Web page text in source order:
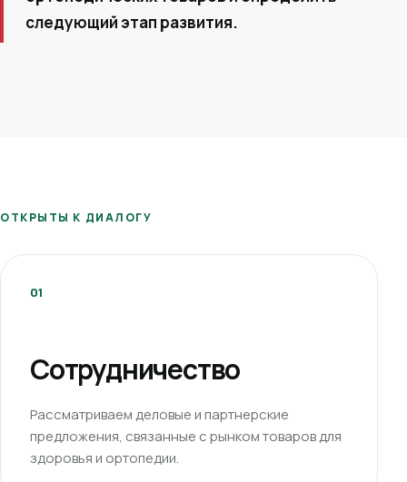
следующий этап развития.
ОТКРЫТЫ К ДИАЛОГУ
01
Сотрудничество
Рассматриваем деловые и партнерские
предложения, связанные с рынком товаров для
здоровья и ортопедии.